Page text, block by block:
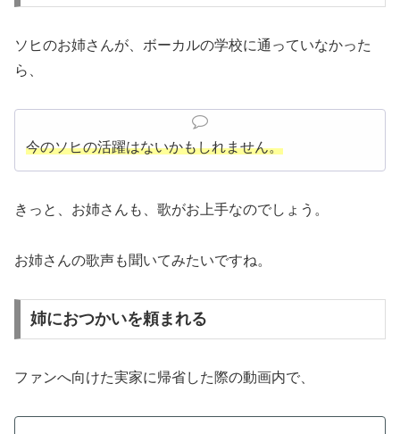
ソヒのお姉さんが、ボーカルの学校に通っていなかった
ら、
今のソヒの活躍はないかもしれません。
きっと、お姉さんも、歌がお上手なのでしょう。
お姉さんの歌声も聞いてみたいですね。
姉におつかいを頼まれる
ファンへ向けた実家に帰省した際の動画内で、